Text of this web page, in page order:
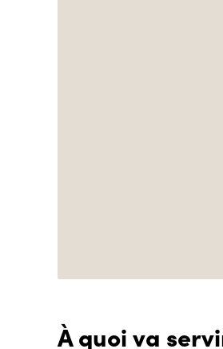
À quoi va